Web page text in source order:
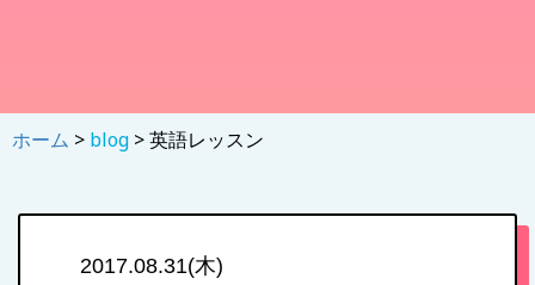
ホーム > blog > 英語レッスン
2017.08.31(木)